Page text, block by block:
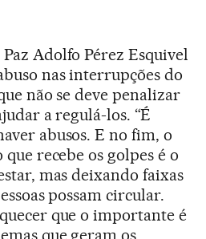
Adolfo Pérez Esquivel
nas interrupções do
não se deve penalizar
a regulá-los. “É
abusos. E no fim, o
recebe os golpes é o
mas deixando faixas
possam circular.
que o importante é
que geram os